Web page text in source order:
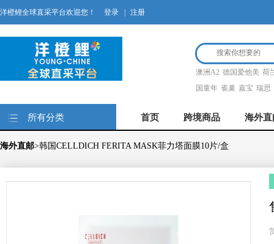
洋橙鲤全球直采平台欢迎您！ 登录 注册
澳洲A2 德国爱他美 荷
国童年 雀巢 嘉宝 瑞思
所有分类 首页 跨境商品 海外直
海外直邮>韩国CELLDICH FERITA MASK菲力塔面膜10片/盒